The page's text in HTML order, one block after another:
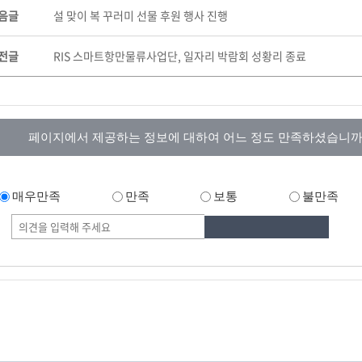
글 설 맞이 복 꾸러미 선물 후원 행사 진행
글 RIS 스마트항만물류사업단, 일자리 박람회 성황리 종료
페이지에서 제공하는 정보에 대하여 어느 정도 만족하셨습니
매우만족 만족 보통 불만족